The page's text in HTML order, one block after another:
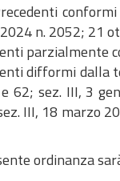
conformi
n. 2052; 21
parzialmente
difformi dalla
62; sez. III, 3
III, 18 marzo
ordinanza